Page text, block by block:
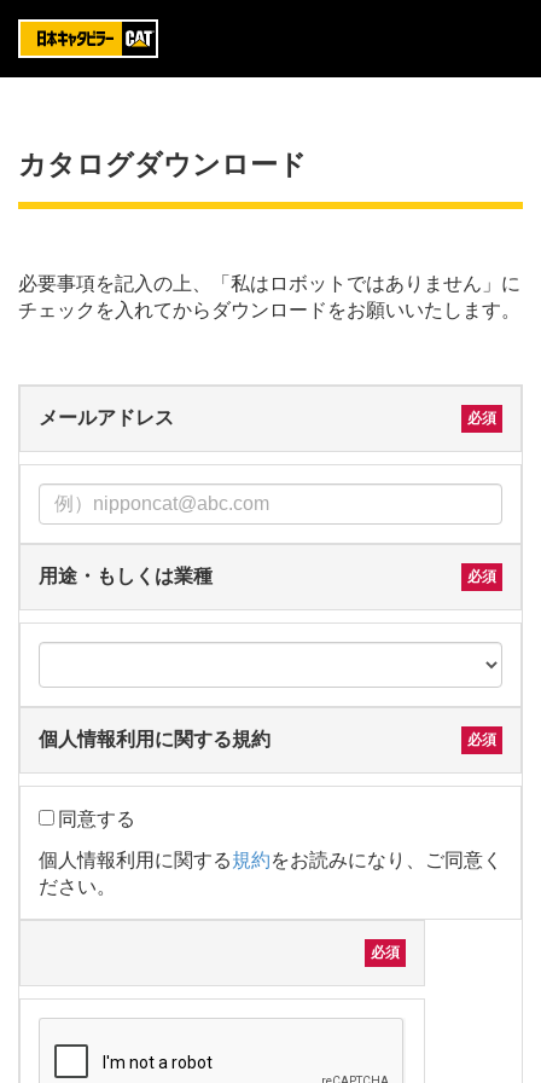
カタログダウンロード
必要事項を記入の上、「私はロボットではありません」に
チェックを入れてからダウンロードをお願いいたします。
メールアドレス
用途・もしくは業種
個人情報利用に関する規約
同意する
個人情報利用に関する規約をお読みになり、ご同意く
ださい。